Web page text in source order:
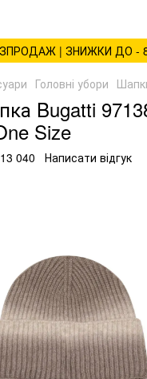
| ЗНИЖКИ ДО -
Головні убори
Bugatti
Size
040 Написати відгук